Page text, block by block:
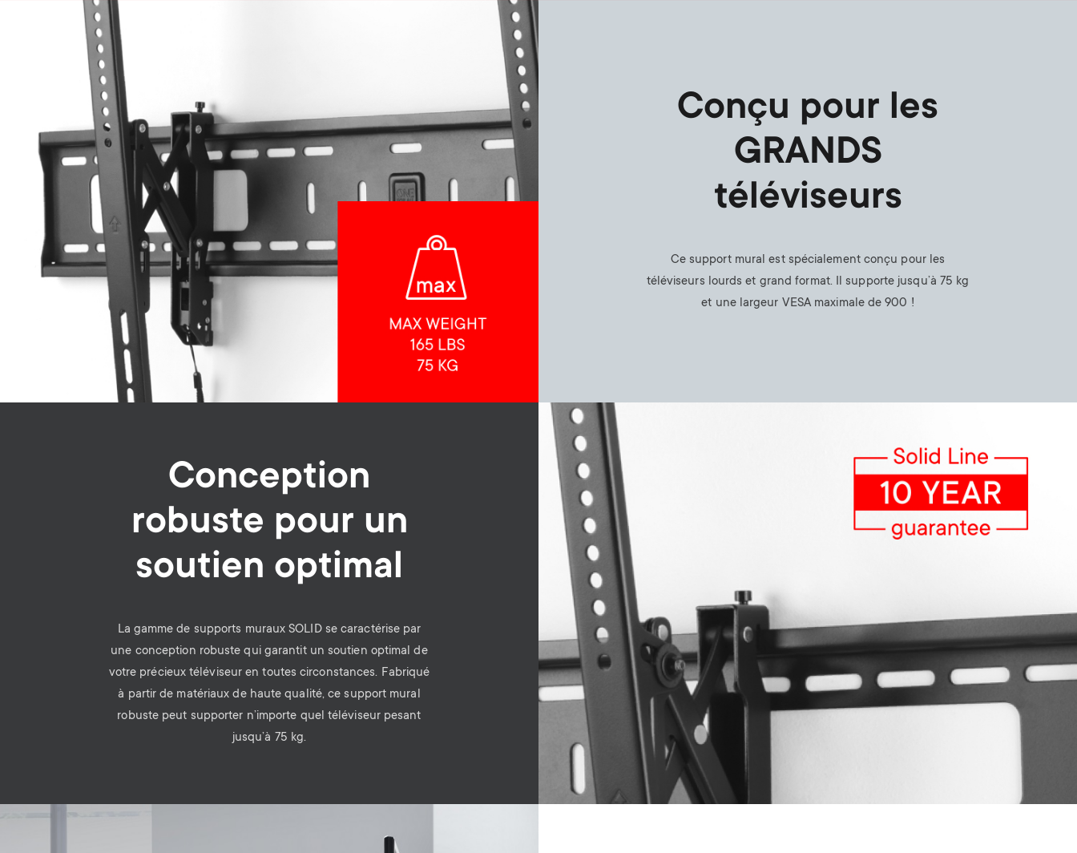
n
Conçu pour les
GRANDS
téléviseurs
Ce support mural est spécialement conçu pour les
téléviseurs lourds et grand format. Il supporte jusqu’à 75 kg
et une largeur VESA maximale de 900 !
Image
Conception
robuste pour un
soutien optimal
La gamme de supports muraux SOLID se caractérise par
une conception robuste qui garantit un soutien optimal de
votre précieux téléviseur en toutes circonstances. Fabriqué
à partir de matériaux de haute qualité, ce support mural
robuste peut supporter n’importe quel téléviseur pesant
jusqu’à 75 kg.